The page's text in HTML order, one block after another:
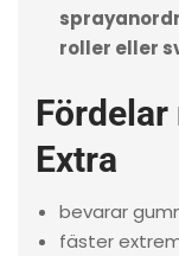
roller eller
Fördelar
Extra
bevarar
fäster